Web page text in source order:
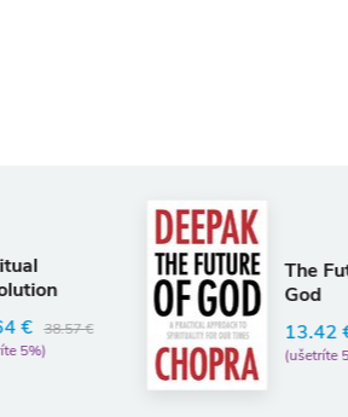
The Future of
13.42 € 14.13 €
(ušetríte 5%)